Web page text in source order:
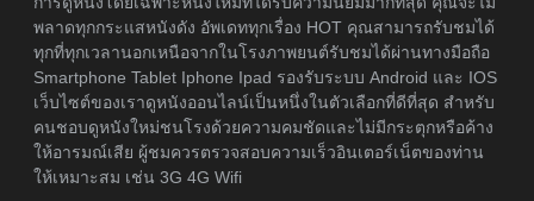
พลาดทุกกระแสหนังดัง อัพเดททุกเรื่อง HOT คุณสามารถรับชมได้
ทุกที่ทุกเวลานอกเหนือจากในโรงภาพยนต์รับชมได้ผ่านทางมือถือ
Smartphone Tablet Iphone Ipad รองรับระบบ Android และ IOS
เว็บไซต์ของเราดูหนังออนไลน์เป็นหนึ่งในตัวเลือกที่ดีที่สุด สำหรับ
คนชอบดูหนังใหม่ชนโรงด้วยความคมชัดและไม่มีกระตุกหรือค้าง
ให้อารมณ์เสีย ผู้ชมควรตรวจสอบความเร็วอินเตอร์เน็ตของท่าน
ให้เหมาะสม เช่น 3G 4G Wifi